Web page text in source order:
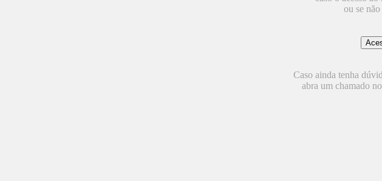
ou se
Caso ainda tenha
abra um chamado